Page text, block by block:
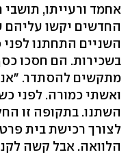
אחמד ורעייתו,
החדשים יקשו עליהם
השניים התחתנו לפני
בשכירות. הם חסכו
מתקשים להסתדר.
ואשתי כמורה. לפני
השתנו. בתקופה זו
לצורך רכישת בית
הלוואה. אבל קשה